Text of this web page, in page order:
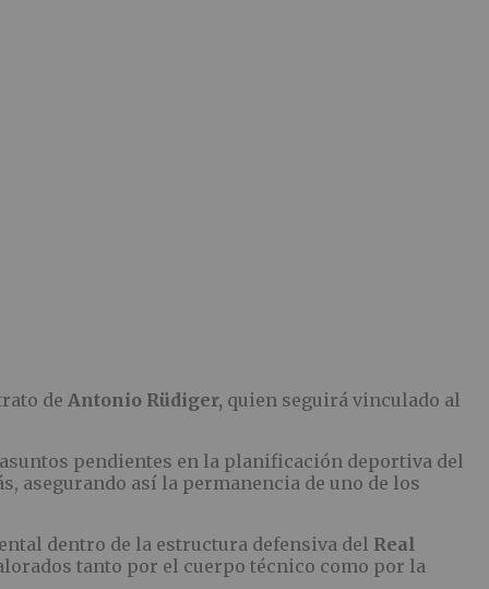
de Antonio Rüdiger, quien seguirá vinculado al
pendientes en la planificación deportiva del
asegurando así la permanencia de uno de los
dentro de la estructura defensiva del Real
tanto por el cuerpo técnico como por la